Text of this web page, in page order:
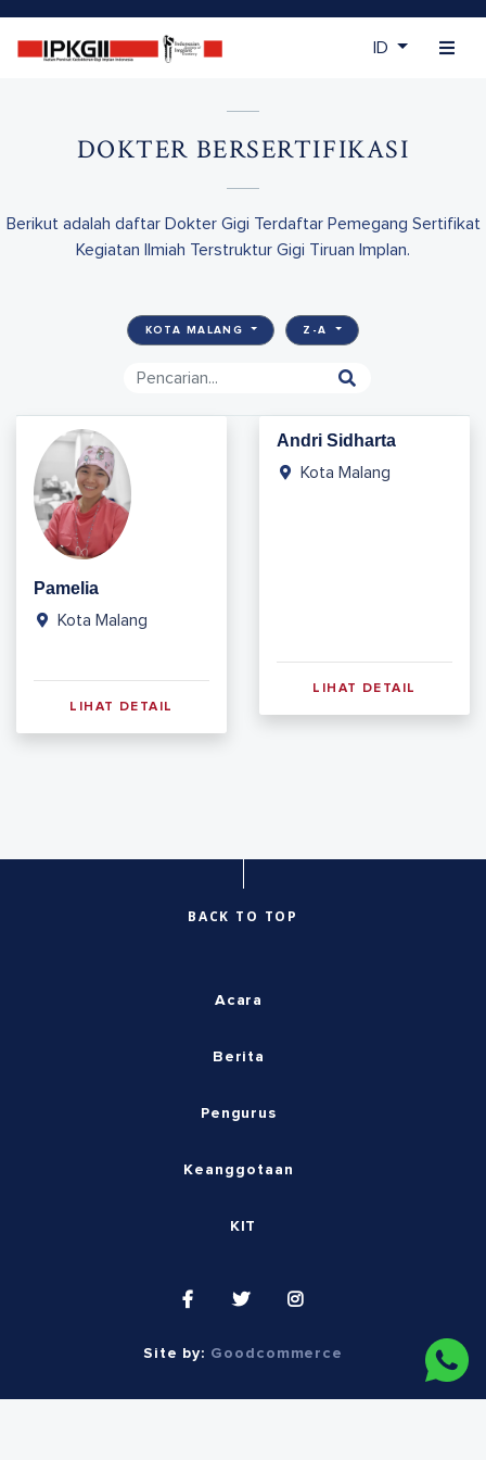
ID
DOKTER BERSERTIFIKASI
Berikut adalah daftar Dokter Gigi Terdaftar Pemegang Sertifikat
Kegiatan Ilmiah Terstruktur Gigi Tiruan Implan.
KOTA MALANG Z-A
Pamelia
Kota Malang
LIHAT DETAIL
Andri Sidharta
Kota Malang
LIHAT DETAIL
BACK TO TOP
Acara
Berita
Pengurus
Keanggotaan
KIT
Site by: Goodcommerce